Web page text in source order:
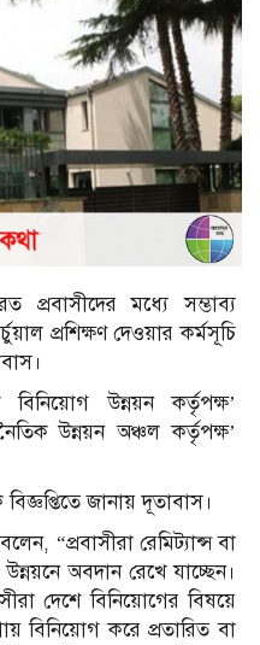
প্রবাসীদের মধ্যে সম্ভাব্য
প্রশিক্ষণ দেওয়ার কর্মসূচি
বিনিয়োগ উন্নয়ন কর্তৃপক্ষ’
উন্নয়ন অঞ্চল কর্তৃপক্ষ’
জানায় দূতাবাস।
“প্রবাসীরা রেমিট্যান্স বা
অবদান রেখে যাচ্ছেন।
দেশে বিনিয়োগের বিষয়ে
বিনিয়োগ করে প্রতারিত বা